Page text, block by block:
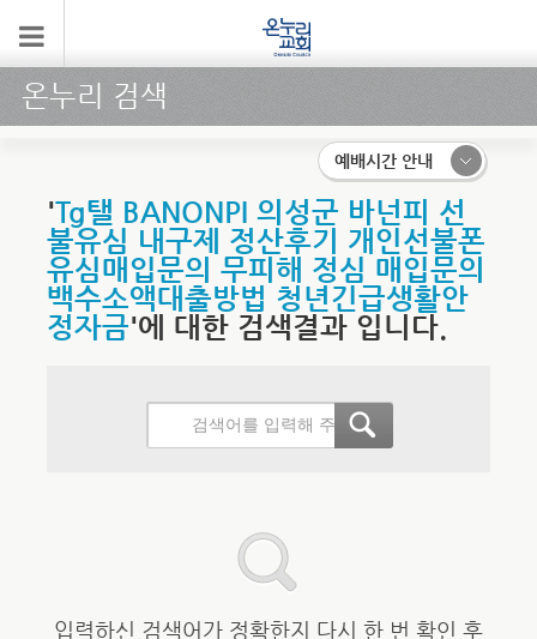
온누리 검색
예배시간 안내
'Tg탤 BANONPI 의성군 바넌피 선
불유심 내구제 정산후기 개인선불폰
유심매입문의 무피해 정심 매입문의
백수소액대출방법 청년긴급생활안
정자금'에 대한 검색결과 입니다.
입력하신 검색어가 정확한지 다시 한 번 확인 후